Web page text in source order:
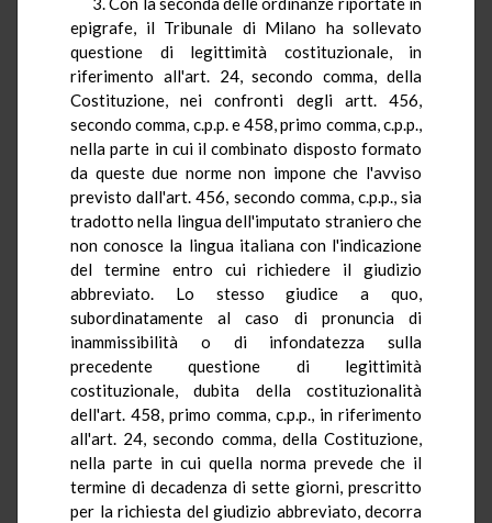
epigrafe, il Tribunale di Milano ha sollevato
questione di legittimità costituzionale, in
riferimento all'art. 24, secondo comma, della
Costituzione, nei confronti degli artt. 456,
secondo comma, c.p.p. e 458, primo comma, c.p.p.,
nella parte in cui il combinato disposto formato
da queste due norme non impone che l'avviso
previsto dall'art. 456, secondo comma, c.p.p., sia
tradotto nella lingua dell'imputato straniero che
non conosce la lingua italiana con l'indicazione
del termine entro cui richiedere il giudizio
abbreviato. Lo stesso giudice a quo,
subordinatamente al caso di pronuncia di
inammissibilità o di infondatezza sulla
precedente questione di legittimità
costituzionale, dubita della costituzionalità
dell'art. 458, primo comma, c.p.p., in riferimento
all'art. 24, secondo comma, della Costituzione,
nella parte in cui quella norma prevede che il
termine di decadenza di sette giorni, prescritto
per la richiesta del giudizio abbreviato, decorra